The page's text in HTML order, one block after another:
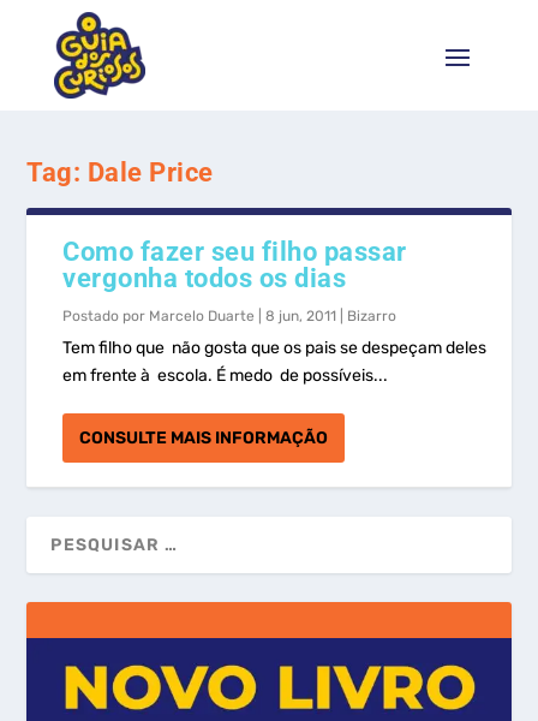
Tag: Dale Price
Como fazer seu filho passar
vergonha todos os dias
Postado por Marcelo Duarte |8 jun, 2011 Bizarro
Tem filho que não gosta que os pais se despeçam deles
em frente à escola. É medo de possíveis...
CONSULTE MAIS INFORMAÇÃO